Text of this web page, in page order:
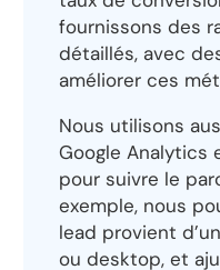
fournissons des
détaillés, avec
améliorer ces
Nous utilisons
Google Analytics
pour suivre le
exemple, nous
lead provient
ou desktop, et